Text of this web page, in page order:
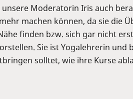
Moderatorin Iris auch
machen können, da sie die
finden bzw. sich gar nicht
Sie ist Yogalehrerin
solltet, wie ihre Kurse